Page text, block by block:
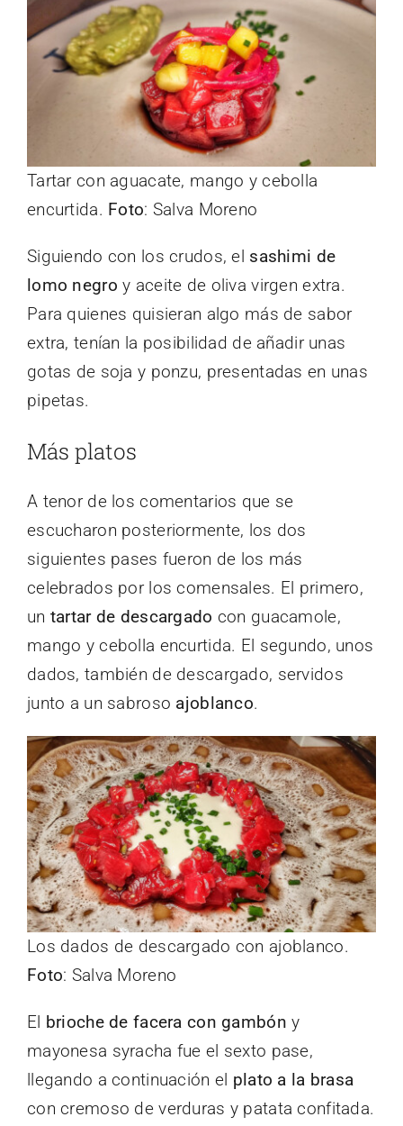
Tartar con aguacate, mango y cebolla
encurtida. Foto: Salva Moreno
Siguiendo con los crudos, el sashimi de
lomo negro y aceite de oliva virgen extra.
Para quienes quisieran algo más de sabor
extra, tenían la posibilidad de añadir unas
gotas de soja y ponzu, presentadas en unas
pipetas.
Más platos
A tenor de los comentarios que se
escucharon posteriormente, los dos
siguientes pases fueron de los más
celebrados por los comensales. El primero,
un tartar de descargado con guacamole,
mango y cebolla encurtida. El segundo, unos
dados, también de descargado, servidos
junto a un sabroso ajoblanco.
Los dados de descargado con ajoblanco.
Foto: Salva Moreno
El brioche de facera con gambón y
mayonesa syracha fue el sexto pase,
llegando a continuación el plato a la brasa
con cremoso de verduras y patata confitada.